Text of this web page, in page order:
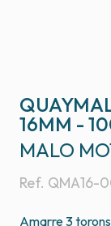
16MM -
Ref. QMA16-
MALO
Amarre 3